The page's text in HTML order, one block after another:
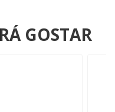
GOSTAR